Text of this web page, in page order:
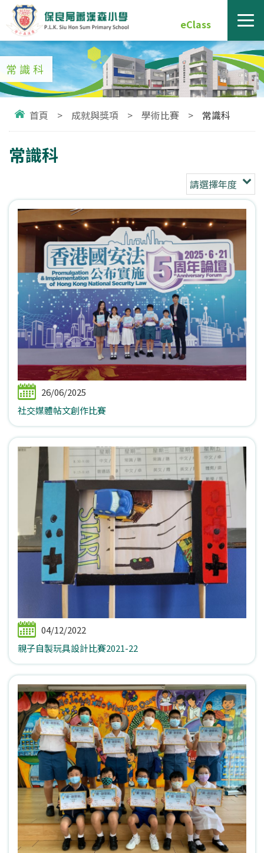
eClass
常識科
首頁 > 成就與獎項 > 學術比賽 > 常識科
常識科
請選擇年度
26/06/2025
社交媒體帖文創作比賽
04/12/2022
親子自製玩具設計比賽2021-22